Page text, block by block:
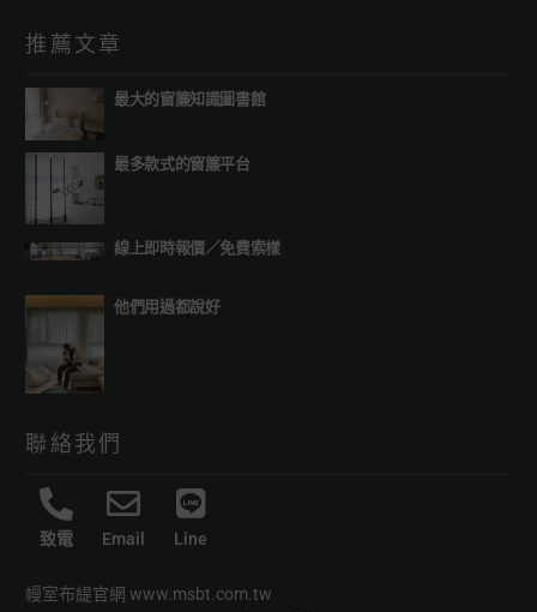
推薦文章
最大的窗簾知識圖書館
最多款式的窗簾平台
線上即時報價／免費索樣
他們用過都說好
聯絡我們
致電 Email Line
幔室布緹官網www.msbt.com.tw